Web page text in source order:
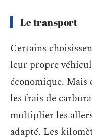
Le transport
Certains
leur propre
économique.
les frais de
multiplier les
adapté. Les